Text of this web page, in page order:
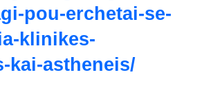
pou-erchetai-se-
klinikes-
kai-astheneis/